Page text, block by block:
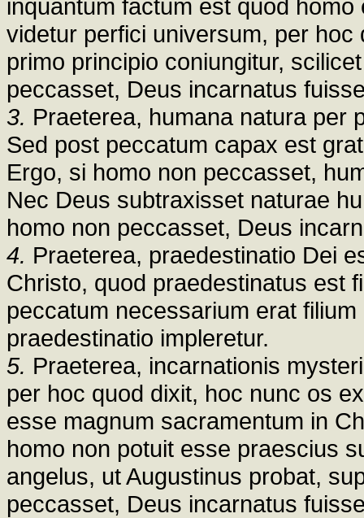
inquantum factum est quod
videtur perfici universum, per
primo principio coniungitur,
peccasset, Deus incarnatus
3. Praeterea, humana natura per
Sed post peccatum capax est
Ergo, si homo non peccasset,
Nec Deus subtraxisset naturae
homo non peccasset, Deus
4. Praeterea, praedestinatio Dei
Christo, quod praedestinatus est
peccatum necessarium erat
praedestinatio impleretur.
5. Praeterea, incarnationis
per hoc quod dixit, hoc nunc os
esse magnum sacramentum in
homo non potuit esse praescius
angelus, ut Augustinus probat,
peccasset, Deus incarnatus